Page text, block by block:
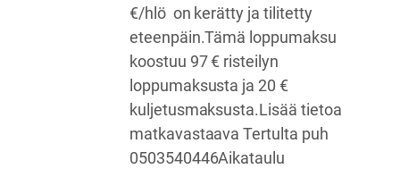
€/hlö on kerätty ja tilitetty
eteenpäin.Tämä loppumaksu
koostuu 97 € risteilyn
loppumaksusta ja 20 €
kuljetusmaksusta.Lisää tietoa
matkavastaava Tertulta puh
0503540446Aikataulu